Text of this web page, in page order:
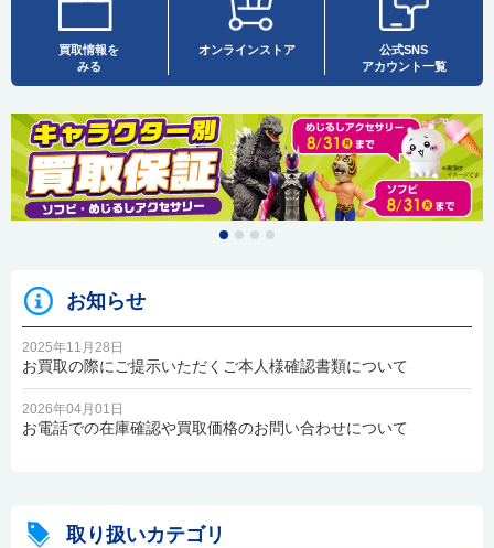
買取情報を
みる
オンラインストア
公式SNS
アカウント一覧
お知らせ
2025年11月28日
お買取の際にご提示いただくご本人様確認書類について
2026年04月01日
お電話での在庫確認や買取価格のお問い合わせについて
取り扱いカテゴリ